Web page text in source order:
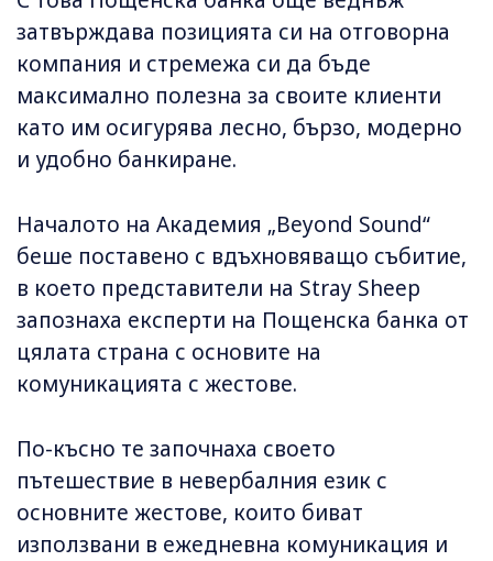
затвърждава позицията си на отговорна
компания и стремежа си да бъде
максимално полезна за своите клиенти
като им осигурява лесно, бързо, модерно
и удобно банкиране.
Началото на Академия „Beyond Sound“
беше поставено с вдъхновяващо събитие,
в което представители на Stray Sheep
запознаха експерти на Пощенска банка от
цялата страна с основите на
комуникацията с жестове.
По-късно те започнаха своето
пътешествие в невербалния език с
основните жестове, които биват
използвани в ежедневна комуникация и